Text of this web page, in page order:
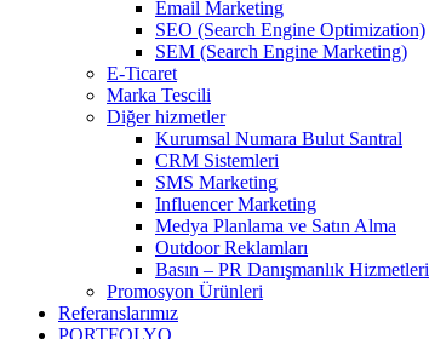
Email Marketing
SEO (Search Engine Optimization)
SEM (Search Engine Marketing)
E-Ticaret
Marka Tescili
Diğer hizmetler
Kurumsal Numara Bulut Santral
CRM Sistemleri
SMS Marketing
Influencer Marketing
Medya Planlama ve Satın Alma
Outdoor Reklamları
Basın – PR Danışmanlık Hizmetleri
Promosyon Ürünleri
Referanslarımız
PORTFOLYO